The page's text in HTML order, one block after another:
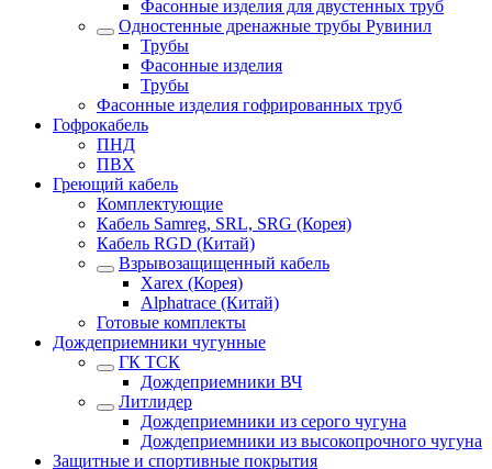
Фасонные изделия для двустенных труб
Одностенные дренажные трубы Рувинил
Трубы
Фасонные изделия
Трубы
Фасонные изделия гофрированных труб
Гофрокабель
ПНД
ПВХ
Греющий кабель
Комплектующие
Кабель Samreg, SRL, SRG (Корея)
Кабель RGD (Китай)
Взрывозащищенный кабель
Xarex (Корея)
Alphatrace (Китай)
Готовые комплекты
Дождеприемники чугунные
ГК ТСК
Дождеприемники ВЧ
Литлидер
Дождеприемники из серого чугуна
Дождеприемники из высокопрочного чугуна
Защитные и спортивные покрытия